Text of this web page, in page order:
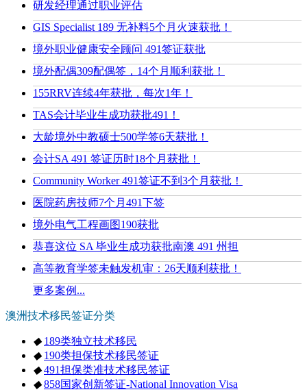
研发经理通过职业评估
GIS Specialist 189 无补料5个月火速获批！
境外职业健康安全顾问 491签证获批
境外配偶309配偶签，14个月顺利获批！
155RRV连续4年获批，每次1年！
TAS会计毕业生成功获批491！
大龄境外中教硕士500学签6天获批！
会计SA 491 签证历时18个月获批！
Community Worker 491签证不到3个月获批！
医院药房技师7个月491下签
境外电气工程画图190获批
恭喜这位 SA 毕业生成功获批南澳 491 州担
高等教育学签未触发机审：26天顺利获批！
更多案例...
澳洲技术移民签证分类
◆ 189类独立技术移民
◆ 190类担保技术移民签证
◆ 491担保类准技术移民签证
◆ 858国家创新签证-National Innovation Visa